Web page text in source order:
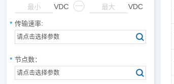
VDC — VDC
传输速率:
请点击选择参数
节点数：
请点击选择参数